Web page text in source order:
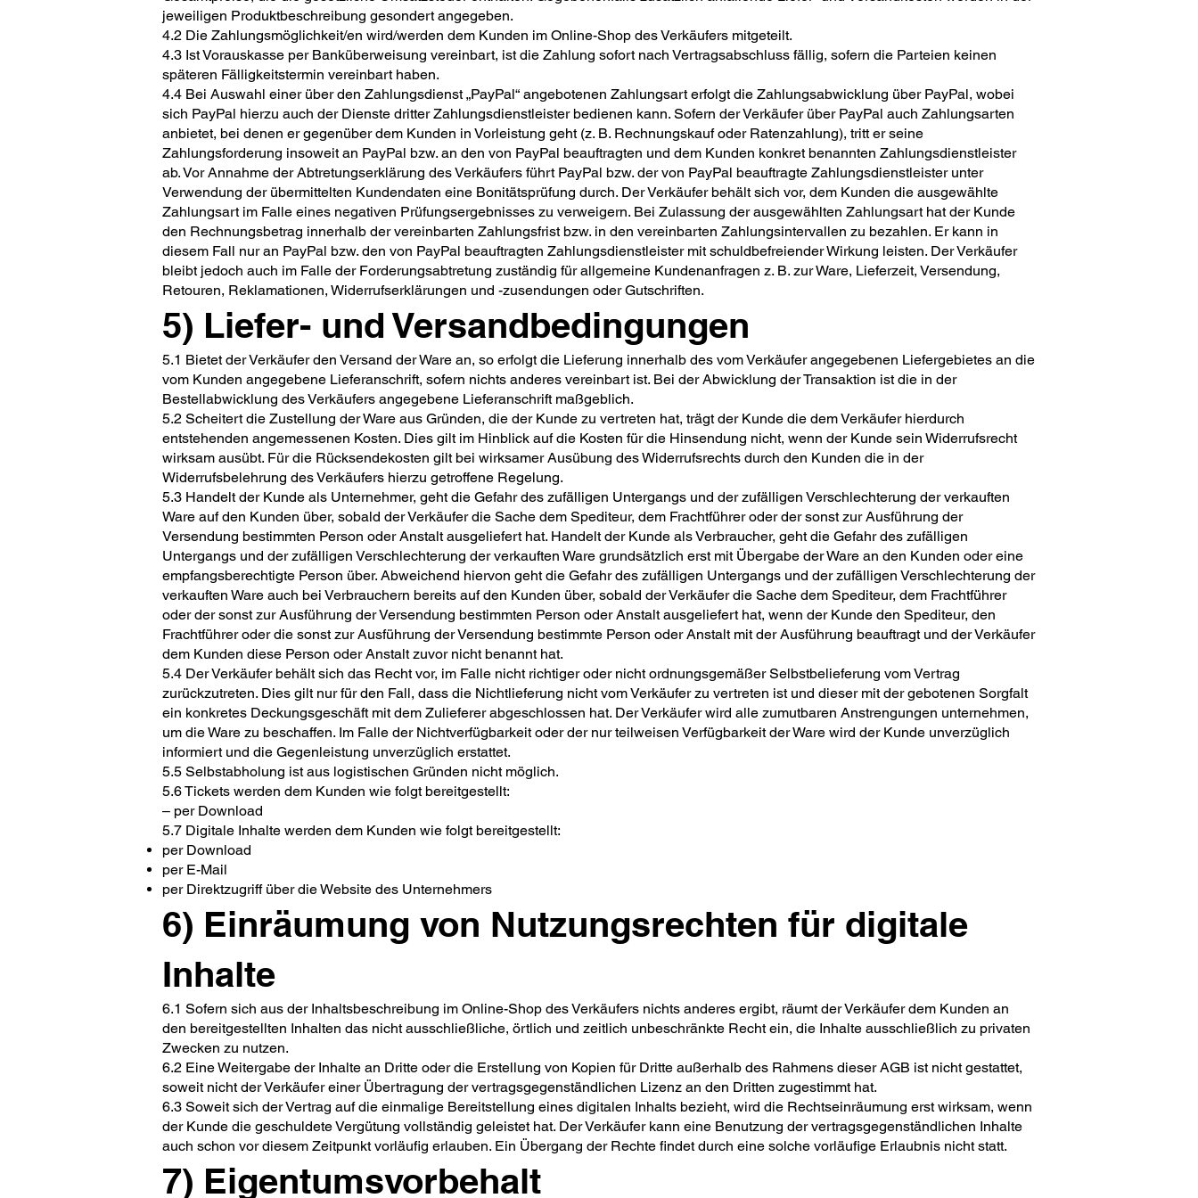
jeweiligen Produktbeschreibung gesondert angegeben.
4.2 Die Zahlungsmöglichkeit/en wird/werden dem Kunden im Online-Shop des Verkäufers mitgeteilt.
4.3 Ist Vorauskasse per Banküberweisung vereinbart, ist die Zahlung sofort nach Vertragsabschluss fällig, sofern die Parteien keinen
späteren Fälligkeitstermin vereinbart haben.
4.4 Bei Auswahl einer über den Zahlungsdienst „PayPal“ angebotenen Zahlungsart erfolgt die Zahlungsabwicklung über PayPal, wobei
sich PayPal hierzu auch der Dienste dritter Zahlungsdienstleister bedienen kann. Sofern der Verkäufer über PayPal auch Zahlungsarten
anbietet, bei denen er gegenüber dem Kunden in Vorleistung geht (z. B. Rechnungskauf oder Ratenzahlung), tritt er seine
Zahlungsforderung insoweit an PayPal bzw. an den von PayPal beauftragten und dem Kunden konkret benannten Zahlungsdienstleister
ab. Vor Annahme der Abtretungserklärung des Verkäufers führt PayPal bzw. der von PayPal beauftragte Zahlungsdienstleister unter
Verwendung der übermittelten Kundendaten eine Bonitätsprüfung durch. Der Verkäufer behält sich vor, dem Kunden die ausgewählte
Zahlungsart im Falle eines negativen Prüfungsergebnisses zu verweigern. Bei Zulassung der ausgewählten Zahlungsart hat der Kunde
den Rechnungsbetrag innerhalb der vereinbarten Zahlungsfrist bzw. in den vereinbarten Zahlungsintervallen zu bezahlen. Er kann in
diesem Fall nur an PayPal bzw. den von PayPal beauftragten Zahlungsdienstleister mit schuldbefreiender Wirkung leisten. Der Verkäufer
bleibt jedoch auch im Falle der Forderungsabtretung zuständig für allgemeine Kundenanfragen z. B. zur Ware, Lieferzeit, Versendung,
Retouren, Reklamationen, Widerrufserklärungen und -zusendungen oder Gutschriften.
5) Liefer- und Versandbedingungen
5.1 Bietet der Verkäufer den Versand der Ware an, so erfolgt die Lieferung innerhalb des vom Verkäufer angegebenen Liefergebietes an die
vom Kunden angegebene Lieferanschrift, sofern nichts anderes vereinbart ist. Bei der Abwicklung der Transaktion ist die in der
Bestellabwicklung des Verkäufers angegebene Lieferanschrift maßgeblich.
5.2 Scheitert die Zustellung der Ware aus Gründen, die der Kunde zu vertreten hat, trägt der Kunde die dem Verkäufer hierdurch
entstehenden angemessenen Kosten. Dies gilt im Hinblick auf die Kosten für die Hinsendung nicht, wenn der Kunde sein Widerrufsrecht
wirksam ausübt. Für die Rücksendekosten gilt bei wirksamer Ausübung des Widerrufsrechts durch den Kunden die in der
Widerrufsbelehrung des Verkäufers hierzu getroffene Regelung.
5.3 Handelt der Kunde als Unternehmer, geht die Gefahr des zufälligen Untergangs und der zufälligen Verschlechterung der verkauften
Ware auf den Kunden über, sobald der Verkäufer die Sache dem Spediteur, dem Frachtführer oder der sonst zur Ausführung der
Versendung bestimmten Person oder Anstalt ausgeliefert hat. Handelt der Kunde als Verbraucher, geht die Gefahr des zufälligen
Untergangs und der zufälligen Verschlechterung der verkauften Ware grundsätzlich erst mit Übergabe der Ware an den Kunden oder eine
empfangsberechtigte Person über. Abweichend hiervon geht die Gefahr des zufälligen Untergangs und der zufälligen Verschlechterung der
verkauften Ware auch bei Verbrauchern bereits auf den Kunden über, sobald der Verkäufer die Sache dem Spediteur, dem Frachtführer
oder der sonst zur Ausführung der Versendung bestimmten Person oder Anstalt ausgeliefert hat, wenn der Kunde den Spediteur, den
Frachtführer oder die sonst zur Ausführung der Versendung bestimmte Person oder Anstalt mit der Ausführung beauftragt und der Verkäufer
dem Kunden diese Person oder Anstalt zuvor nicht benannt hat.
5.4 Der Verkäufer behält sich das Recht vor, im Falle nicht richtiger oder nicht ordnungsgemäßer Selbstbelieferung vom Vertrag
zurückzutreten. Dies gilt nur für den Fall, dass die Nichtlieferung nicht vom Verkäufer zu vertreten ist und dieser mit der gebotenen Sorgfalt
ein konkretes Deckungsgeschäft mit dem Zulieferer abgeschlossen hat. Der Verkäufer wird alle zumutbaren Anstrengungen unternehmen,
um die Ware zu beschaffen. Im Falle der Nichtverfügbarkeit oder der nur teilweisen Verfügbarkeit der Ware wird der Kunde unverzüglich
informiert und die Gegenleistung unverzüglich erstattet.
5.5 Selbstabholung ist aus logistischen Gründen nicht möglich.
5.6 Tickets werden dem Kunden wie folgt bereitgestellt:
– per Download
5.7 Digitale Inhalte werden dem Kunden wie folgt bereitgestellt:
per Download
per E-Mail
per Direktzugriff über die Website des Unternehmers
6) Einräumung von Nutzungsrechten für digitale
Inhalte
6.1 Sofern sich aus der Inhaltsbeschreibung im Online-Shop des Verkäufers nichts anderes ergibt, räumt der Verkäufer dem Kunden an
den bereitgestellten Inhalten das nicht ausschließliche, örtlich und zeitlich unbeschränkte Recht ein, die Inhalte ausschließlich zu privaten
Zwecken zu nutzen.
6.2 Eine Weitergabe der Inhalte an Dritte oder die Erstellung von Kopien für Dritte außerhalb des Rahmens dieser AGB ist nicht gestattet,
soweit nicht der Verkäufer einer Übertragung der vertragsgegenständlichen Lizenz an den Dritten zugestimmt hat.
6.3 Soweit sich der Vertrag auf die einmalige Bereitstellung eines digitalen Inhalts bezieht, wird die Rechtseinräumung erst wirksam, wenn
der Kunde die geschuldete Vergütung vollständig geleistet hat. Der Verkäufer kann eine Benutzung der vertragsgegenständlichen Inhalte
auch schon vor diesem Zeitpunkt vorläufig erlauben. Ein Übergang der Rechte findet durch eine solche vorläufige Erlaubnis nicht statt.
7) Eigentumsvorbehalt